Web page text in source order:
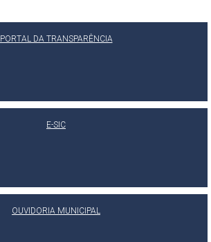
PORTAL DA TRANSPARÊNCIA
E-SIC
OUVIDORIA MUNICIPAL